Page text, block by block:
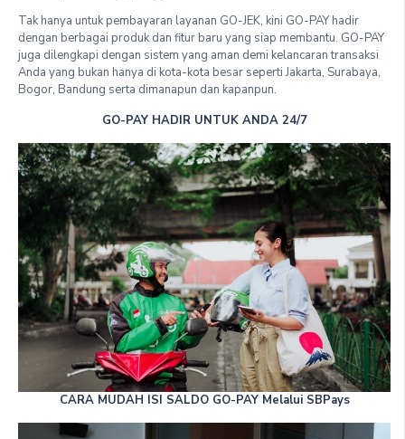
Tak hanya untuk pembayaran layanan GO-JEK, kini GO-PAY hadir
dengan berbagai produk dan fitur baru yang siap membantu. GO-PAY
juga dilengkapi dengan sistem yang aman demi kelancaran transaksi
Anda yang bukan hanya di kota-kota besar seperti Jakarta, Surabaya,
Bogor, Bandung serta dimanapun dan kapanpun.
GO-PAYHADIR UNTUK ANDA 24/7
CARA MUDAH ISI SALDO GO-PAY Melalui SBPays